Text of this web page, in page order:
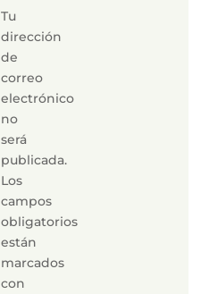
Tu
dirección
de
correo
electrónico
no
será
publicada.
Los
campos
obligatorios
están
marcados
con